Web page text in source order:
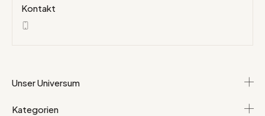
Kontakt
Unser Universum
Kategorien